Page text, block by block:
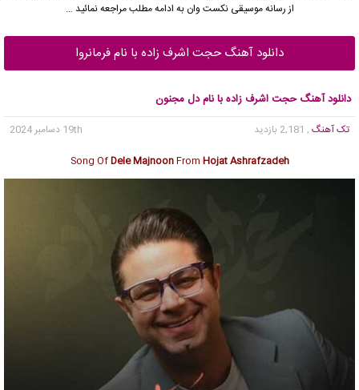
از رسانه موسیقی نکست وان به ادامه مطلب مراجعه نمائید …
دانلود آهنگ حجت اشرف زاده با نام فرمانروا
دانلود آهنگ حجت اشرف زاده با نام دل مجنون
تک آهنگ , 2,181 بازدید
19th دسامبر 2024
Song OfDele MajnoonFrom Hojat Ashrafzadeh